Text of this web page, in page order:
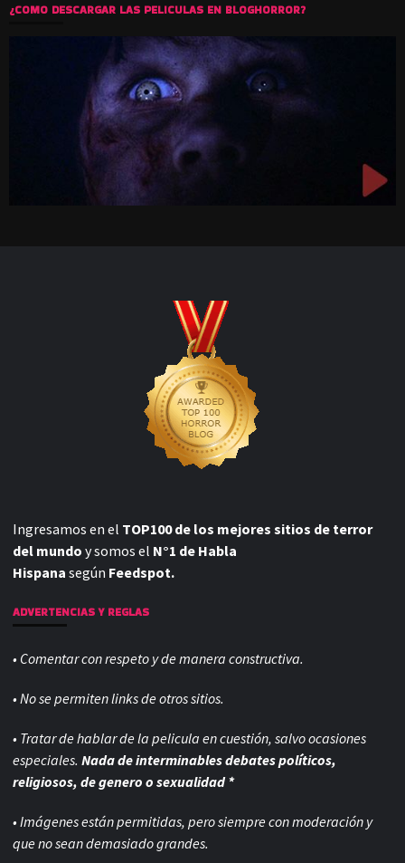
¿COMO DESCARGAR LAS PELICULAS EN BLOGHORROR?
Ingresamos en el TOP100 de los mejores sitios de terror
del mundo y somos el N°1 de Habla
Hispana según Feedspot.
ADVERTENCIAS Y REGLAS
• Comentar con respeto y de manera constructiva.
• No se permiten links de otros sitios.
• Tratar de hablar de la pelicula en cuestión, salvo ocasiones
especiales. Nada de interminables debates políticos,
religiosos, de genero o sexualidad *
• Imágenes están permitidas, pero siempre conmoderación y
que no sean demasiado grandes.